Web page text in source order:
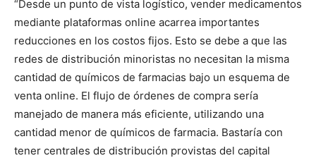
“Desde un punto de vista logístico, vender medicamentos
mediante plataformas online acarrea importantes
reducciones en los costos fijos. Esto se debe a que las
redes de distribución minoristas no necesitan la misma
cantidad de químicos de farmacias bajo un esquema de
venta online. El flujo de órdenes de compra sería
manejado de manera más eficiente, utilizando una
cantidad menor de químicos de farmacia. Bastaría con
tener centrales de distribución provistas del capital